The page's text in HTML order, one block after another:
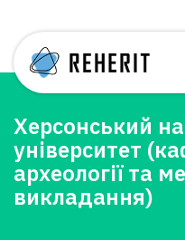
Херсонський
університет
археології та
викладання)